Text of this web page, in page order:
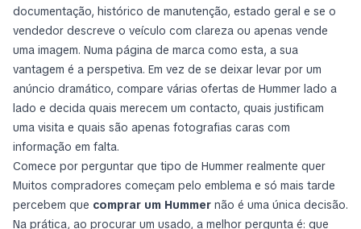
documentação, histórico de manutenção, estado geral e se o
vendedor descreve o veículo com clareza ou apenas vende
uma imagem. Numa página de marca como esta, a sua
vantagem é a perspetiva. Em vez de se deixar levar por um
anúncio dramático, compare várias ofertas de Hummer lado a
lado e decida quais merecem um contacto, quais justificam
uma visita e quais são apenas fotografias caras com
informação em falta.
Comece por perguntar que tipo de Hummer realmente quer
Muitos compradores começam pelo emblema e só mais tarde
percebem que comprar um Hummer não é uma única decisão.
Na prática, ao procurar um usado, a melhor pergunta é: que